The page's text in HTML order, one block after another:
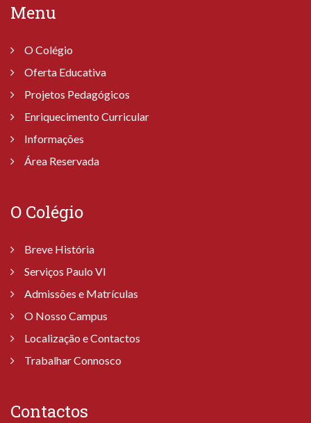
Menu
O Colégio
Oferta Educativa
Projetos Pedagógicos
Enriquecimento Curricular
Informações
Área Reservada
O Colégio
Breve História
Serviços Paulo VI
Admissões e Matrículas
O Nosso Campus
Localização e Contactos
Trabalhar Connosco
Contactos